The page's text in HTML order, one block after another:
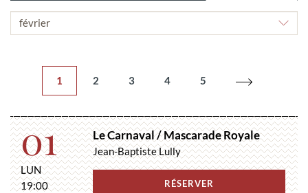
CHOISIR
LE
1 2 3 4 5
01
LUN
19:00
Le Carnaval / Mascarade Royale
Jean-Baptiste Lully
RÉSERVER